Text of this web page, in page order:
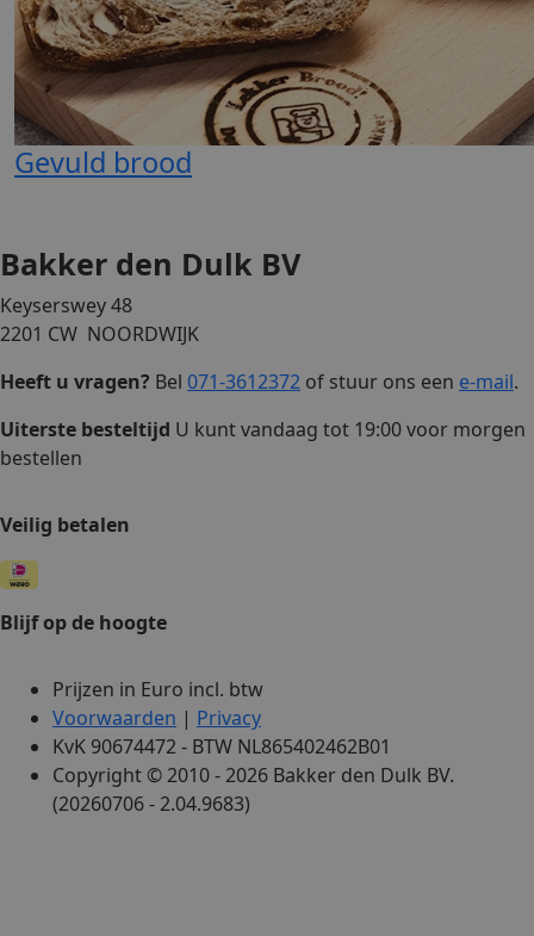
Gevuld brood
Bakker den Dulk BV
Keyserswey 48
2201 CW NOORDWIJK
Heeft u vragen? Bel 071-3612372 of stuur ons een e-mail.
Uiterste besteltijd U kunt vandaag tot 19:00 voor morgen
bestellen
Veilig betalen
Blijf op de hoogte
Prijzen in Euro incl. btw
Voorwaarden | Privacy
KvK 90674472 - BTW NL865402462B01
Copyright © 2010 - 2026 Bakker den Dulk BV.
(20260706 - 2.04.9683)